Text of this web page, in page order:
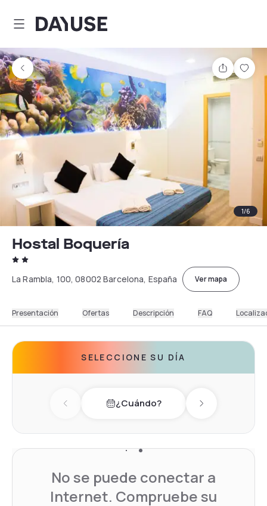
Dayuse
1/6
Hostal Boquería
La Rambla, 100, 08002 Barcelona, España Ver mapa
Presentación Ofertas Descripción FAQ
SELECCIONE SU DÍA
Previous day¿Cuándo? Next day
No se puede conectar a
Internet. Compruebe su